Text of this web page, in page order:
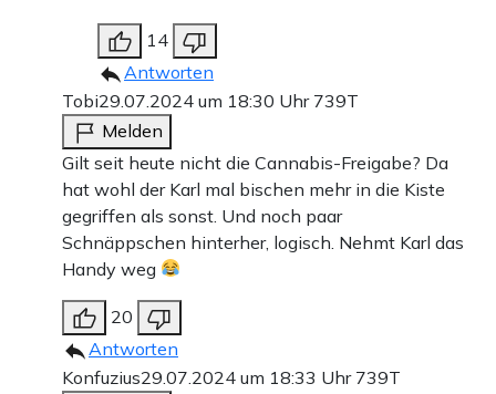
14
Antworten
Tobi29.07.2024 um 18:30 Uhr 739T
Melden
Gilt seit heute nicht die Cannabis-Freigabe? Da
hat wohl der Karl mal bischen mehr in die Kiste
gegriffen als sonst. Und noch paar
Schnäppschen hinterher, logisch. Nehmt Karl das
Handy weg
20
Antworten
Konfuzius29.07.2024 um 18:33 Uhr 739T